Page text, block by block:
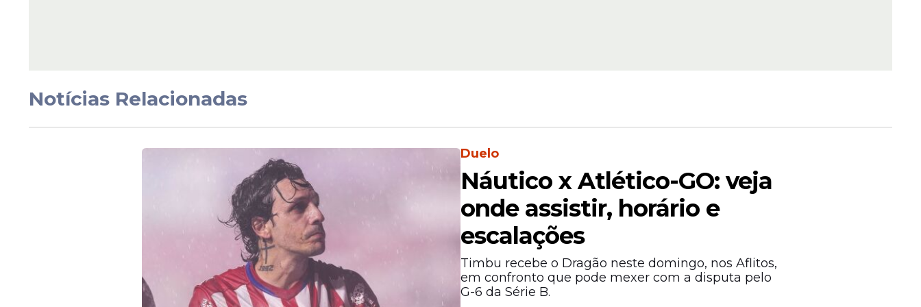
Veja Também
O tema gera divisões dentro do meio esportivo, com defensores argumentando pela inclusão e
críticos alegando que a diferença biológica pode gerar vantagens competitivas.
Notícias Relacionadas
Duelo
Náutico x Atlético-GO: veja
onde assistir, horário e
escalações
Timbu recebe o Dragão neste domingo, nos Aflitos,
em confronto que pode mexer com a disputa pelo
G-6 da Série B.